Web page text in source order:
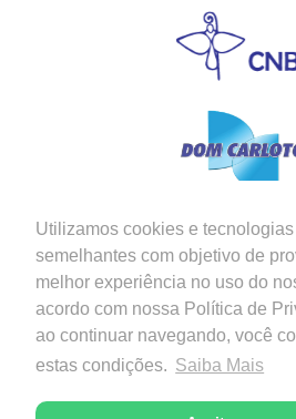
Utilizamos cookies e tecnologias
semelhantes com objetivo de
melhor experiência no uso do
acordo com nossa Política de
ao continuar navegando, você
estas condições. Saiba Mais
Siga-nos em nossas